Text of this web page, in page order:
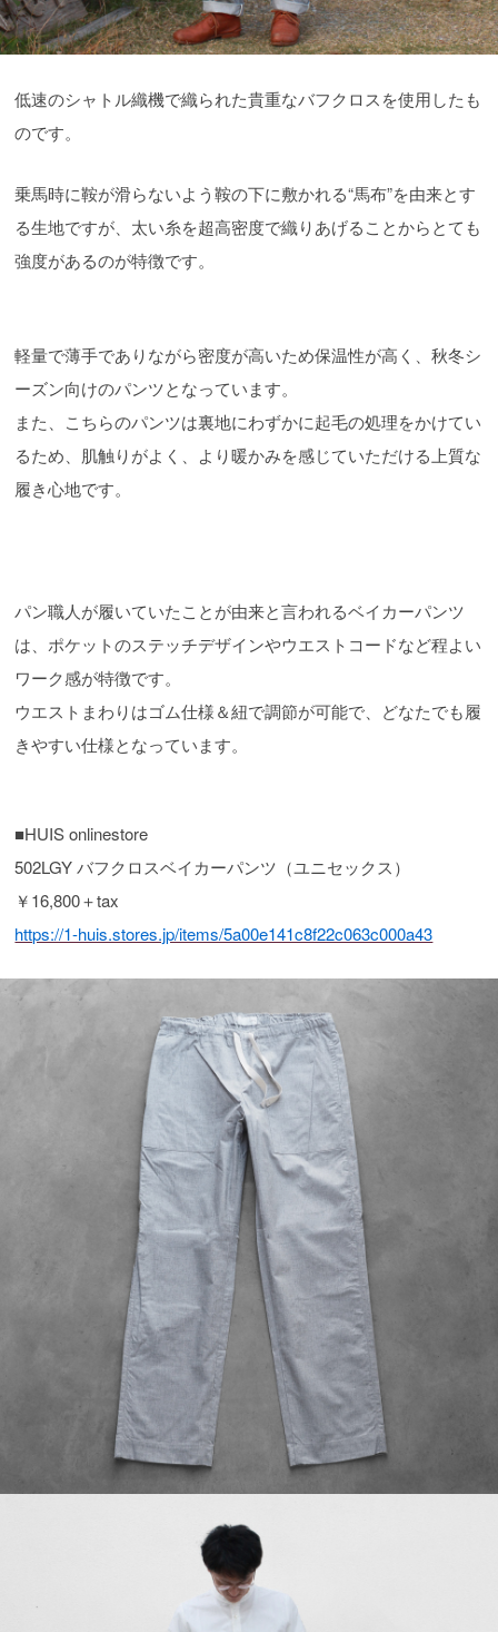
低速のシャトル織機で織られた貴重なバフクロスを使用したも
のです。
乗馬時に鞍が滑らないよう鞍の下に敷かれる“馬布”を由来とす
る生地ですが、太い糸を超高密度で織りあげることからとても
強度があるのが特徴です。
軽量で薄手でありながら密度が高いため保温性が高く、秋冬シ
ーズン向けのパンツとなっています。
また、こちらのパンツは裏地にわずかに起毛の処理をかけてい
るため、肌触りがよく、より暖かみを感じていただける上質な
履き心地です。
パン職人が履いていたことが由来と言われるベイカーパンツ
は、ポケットのステッチデザインやウエストコードなど程よい
ワーク感が特徴です。
ウエストまわりはゴム仕様＆紐で調節が可能で、どなたでも履
きやすい仕様となっています。
■HUIS onlinestore
502LGY バフクロスベイカーパンツ（ユニセックス）
￥16,800＋tax
https://1-huis.stores.jp/items/5a00e141c8f22c063c000a43